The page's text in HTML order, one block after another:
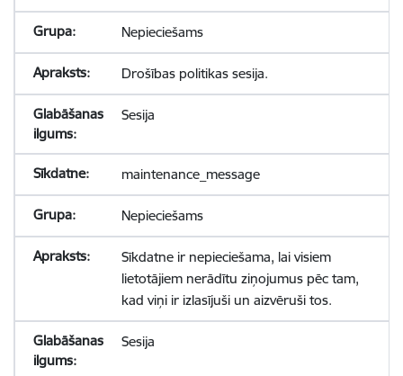
Nepieciešams
Drošības politikas sesija.
Sesija
maintenance_message
Nepieciešams
Sīkdatne ir nepieciešama, lai visiem
lietotājiem nerādītu ziņojumus pēc tam,
kad viņi ir izlasījuši un aizvēruši tos.
Sesija